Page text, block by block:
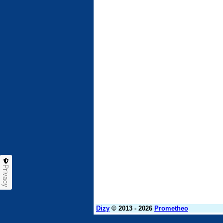
Dizy © 2013 - 2026 Prometheo
Privacy